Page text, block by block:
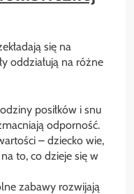
się na
oddziałują na różne
posiłków i snu
odporność.
– dziecko wie,
to, co dzieje się w
zabawy rozwijają